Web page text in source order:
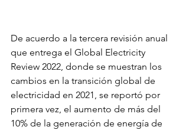
De acuerdo a la tercera revisión anual
que entrega el Global Electricity
Review 2022, donde se muestran los
cambios en la transición global de
electricidad en 2021, se reportó por
primera vez, el aumento de más del
10% de la generación de energía de